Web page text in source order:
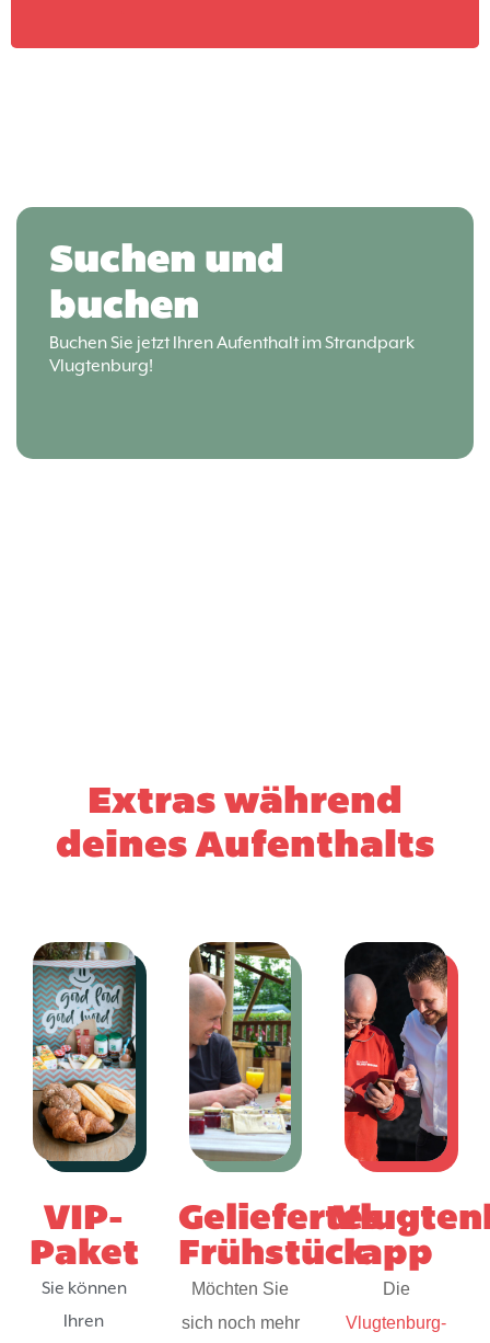
Suchen und
buchen
Buchen Sie jetzt Ihren Aufenthalt im Strandpark
Vlugtenburg!
Extras während
deines Aufenthalts
VIP-
Paket
Sie können
Ihren
Geliefertes
Frühstück
Möchten Sie
sich noch mehr
app
Die
Vlugtenburg-